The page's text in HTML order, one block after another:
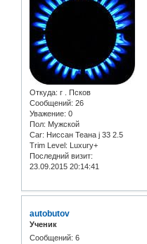
Откуда: г . Псков
Сообщений: 26
Уважение: 0
Пол: Мужской
Car: Ниссан Теана j 33 2.5
Trim Level: Luxury+
Последний визит:
23.09.2015 20:14:41
autobutov
Ученик
Сообщений: 6